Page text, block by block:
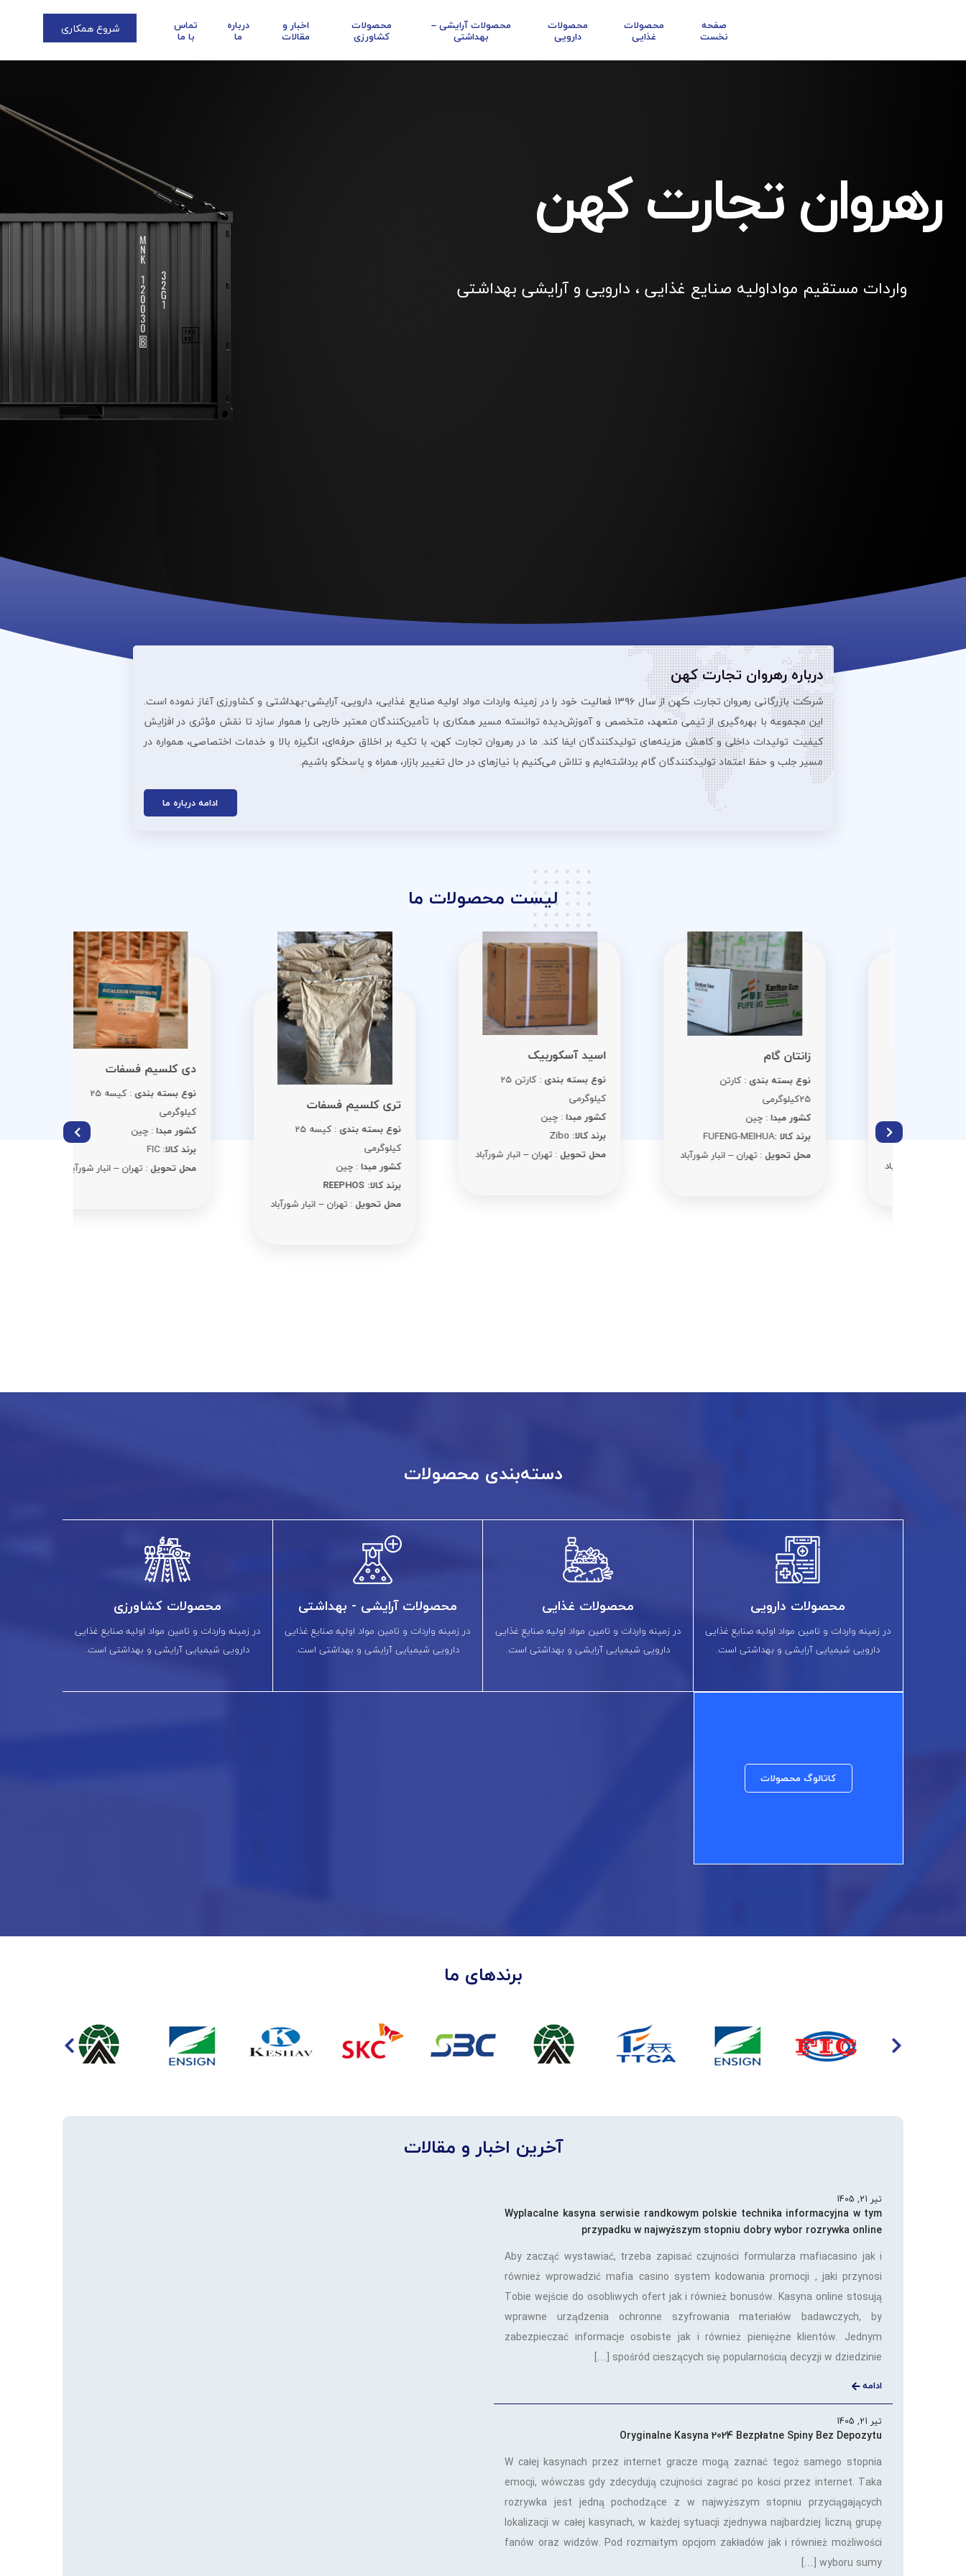
صفحه
نخست
محصولات
غذایی
محصولات
دارویی
محصولات آرایشی –
بهداشتی
محصولات
کشاورزی
اخبار و
مقالات
درباره
ما
تماس
با ما شروع همکاری
رهروان تجارت کهن
واردات مستقیم مواداولیه صنایع غذایی ، دارویی و آرایشی بهداشتی
درباره رهروان تجارت کهن
شرڪت بازرگانی رهروان تجارت ڪهن از سال ۱۳۹۶ فعالیت خود را در زمینه واردات مواد اولیه صنایع غذایی، دارویی، آرایشی‌-بهداشتی و کشاورزی آغاز نموده است.
این مجموعه با بهره‌گیری از تیمی متعهد، متخصص و آموزش‌دیده توانسته مسیر همکاری با تأمین‌کنندگان معتبر خارجی را هموار سازد تا نقش مؤثری در افزایش
کیفیت تولیدات داخلی و کاهش هزینه‌های تولیدکنندگان ایفا کند. ما در رهروان تجارت کهن، با تکیه بر اخلاق حرفه‌ای، انگیزه بالا و خدمات اختصاصی، همواره در
مسیر جلب و حفظ اعتماد تولیدکنندگان گام برداشته‌ایم و تلاش می‌کنیم با نیازهای در حال تغییر بازار، همراه و پاسخگو باشیم.
ادامه درباره ما
لیست محصولات ما
زانتان گام
نوع بسته بندی: کارتن
: چین
FUFENG-MEIHUA
: تهران – انبار شورآباد
اسید آسکوربیک
نوع بسته بندی
: کارتن 25
: چین
Zibo
: تهران – انبار شورآباد
تری کلسیم فسفات
نوع بسته بندی
: کیسه 25
: چین
: تهران – انبار شورآباد
دی کلسیم فسفات
نوع بسته بندی
: کیسه 25
: چین
FIC
: تهران – انبار شورآباد
دسته‌بندی محصولات
محصولات دارویی
در زمینه واردات و تامین مواد اولیه صنایع غذایی
دارویی شیمیایی آرایشی و بهداشتی است.
محصولات غذایی
در زمینه واردات و تامین مواد اولیه صنایع غذایی
دارویی شیمیایی آرایشی و بهداشتی است.
محصولات آرایشی - بهداشتی
در زمینه واردات و تامین مواد اولیه صنایع غذایی
دارویی شیمیایی آرایشی و بهداشتی است.
محصولات کشاورزی
در زمینه واردات و تامین مواد اولیه صنایع غذایی
دارویی شیمیایی آرایشی و بهداشتی است.
کاتالوگ محصولات
برندهای ما
آخرین اخبار و مقالات
تیر 21, 1405
Wyplacalne kasyna serwisie randkowym polskie technika informacyjna w tym
przypadku w najwyższym stopniu dobry wybor rozrywka online
Aby zacząć wystawiać, trzeba zapisać czujności formularza mafiacasino jak i
również wprowadzić mafia casino system kodowania promocji , jaki przynosi
Tobie wejście do osobliwych ofert jak i również bonusów. Kasyna online stosują
wprawne urządzenia ochronne szyfrowania materiałów badawczych, by
zabezpieczać informacje osobiste jak i również pieniężne klientów. Jednym
spośród cieszących się popularnością decyzji w dziedzinie […]
ادامه
تیر 21, 1405
Oryginalne Kasyna 2024 Bezpłatne Spiny Bez Depozytu
W całej kasynach przez internet gracze mogą zaznać tegoż samego stopnia
emocji, wówczas gdy zdecydują czujności zagrać po kości przez internet. Taka
rozrywka jest jedną pochodzące z w najwyższym stopniu przyciągających
lokalizacji w całej kasynach, w każdej sytuacji zjednywa najbardziej liczną grupę
fanów oraz widzów. Pod rozmaitym opcjom zakładów jak i również możliwości
wyboru sumy […]